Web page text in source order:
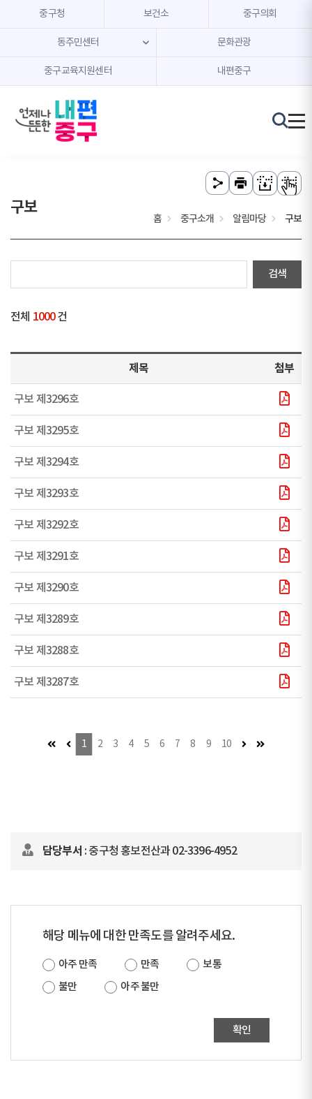
본문 내용 바로가기
주메뉴 바로가기
중구청 보건소 중구의회
동주민센터 문화관광
중구교육지원센터 내편중구
구보
홈 중구소개 알림마당 구보
전체 1000건
제목 첨부
구보 제3296호
구보 제3295호
구보 제3294호
구보 제3293호
구보 제3292호
구보 제3291호
구보 제3290호
구보 제3289호
구보 제3288호
구보 제3287호
첫 페이지 (이동불가)
이전 페이지 (이동불가)
1 2 3 4 5 6 7 8 9 10 다음 페이지마지막 페이
담당부서 : 중구청 홍보전산과 02-3396-4952
해당 메뉴에 대한 만족도를 알려주세요.
아주 만족 만족
보통
불만
아주 불만
확인